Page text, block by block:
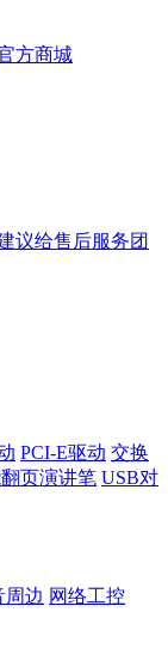
方商城
议给售后服务团
PCI-E驱动 交换
页演讲笔 USB对
周边 网络工控